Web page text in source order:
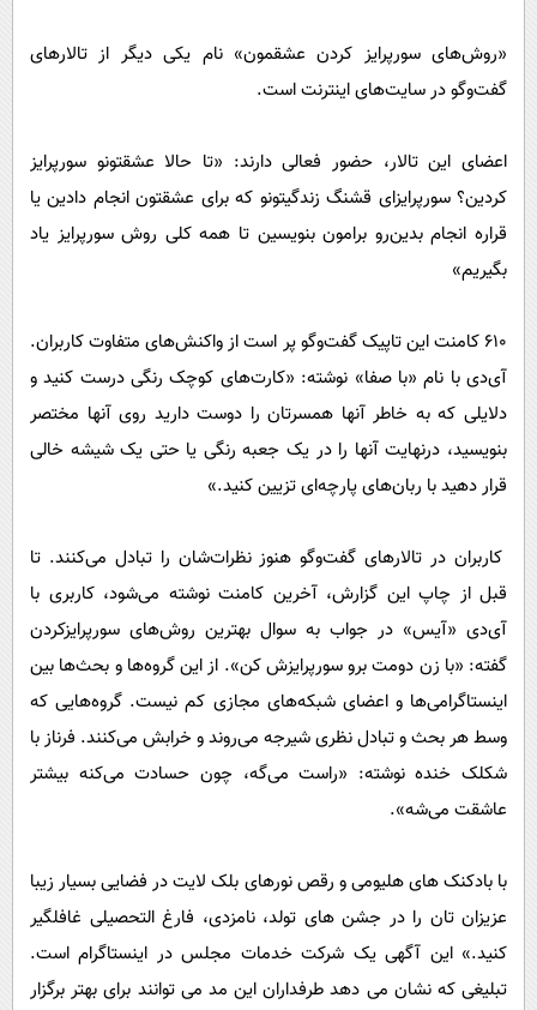
«روش‌های سورپرایز کردن عشقمون» نام یکی دیگر از تالارهای
گفت‌وگو در سایت‌های اینترنت است.
اعضای این تالار، حضور فعالی دارند: «تا حالا عشقتونو سورپرایز
کردین؟ سورپرایزای قشنگ زندگیتونو که برای عشقتون انجام دادین یا
قراره انجام بدین‌رو برامون بنویسین تا همه کلی روش سورپرایز یاد
بگیریم»
٦١٠ کامنت این تاپیک گفت‌وگو پر است از واکنش‌های متفاوت کاربران.
آی‌دی با نام «با صفا» نوشته: «کارت‌های کوچک رنگی درست کنید و
دلایلی که به خاطر آنها همسرتان را دوست دارید روی آنها مختصر
بنویسید، درنهایت آنها را در یک جعبه رنگی یا حتی یک شیشه خالی
قرار دهید با ربان‌های پارچه‌ای تزیین کنید.»
کاربران در تالار‌های گفت‌وگو هنوز نظرات‌شان را تبادل می‌کنند. تا
قبل از چاپ این گزارش، آخرین کامنت نوشته می‌شود، کاربری با
آی‌دی «آیس» در جواب به سوال بهترین روش‌های سورپرایزکردن
گفته: «با زن دومت برو سورپرایزش کن». از این گروه‌ها و بحث‌ها بین
اینستاگرامی‌ها و اعضای شبکه‌های مجازی کم نیست. گروه‌هایی که
وسط هر بحث و تبادل نظری شیرجه می‌روند و خرابش می‌کنند. فرناز با
شکلک خنده نوشته: «راست می‌گه، چون حسادت می‌کنه بیشتر
عاشقت می‌شه».
با بادکنک های هلیومی و رقص نورهای بلک لایت در فضایی بسیار زیبا
عزیزان تان را در جشن های تولد، نامزدی، فارغ التحصیلی غافلگیر
کنید.» این آگهی یک شرکت خدمات مجلس در اینستاگرام است.
تبلیغی که نشان می دهد طرفداران این مد می توانند برای بهتر برگزار